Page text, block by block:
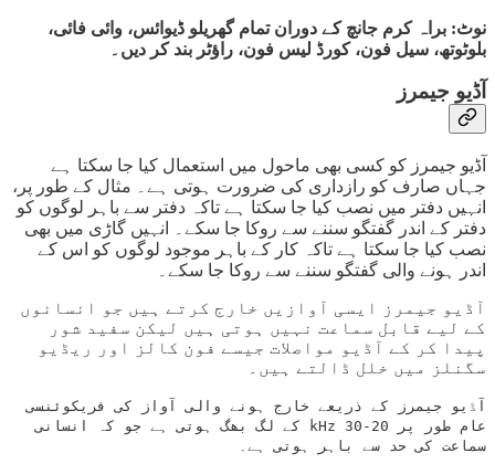
نوٹ: براہ کرم جانچ کے دوران تمام گھریلو ڈیوائس، وائی فائی،
بلوٹوتھ، سیل فون، کورڈ لیس فون، راؤٹر بند کر دیں۔
آڈیو جیمرز
آڈیو جیمرز کو کسی بھی ماحول میں استعمال کیا جا سکتا ہے
جہاں صارف کو رازداری کی ضرورت ہوتی ہے۔ مثال کے طور پر،
انہیں دفتر میں نصب کیا جا سکتا ہے تاکہ دفتر سے باہر لوگوں کو
دفتر کے اندر گفتگو سننے سے روکا جا سکے۔ انہیں گاڑی میں بھی
نصب کیا جا سکتا ہے تاکہ کار کے باہر موجود لوگوں کو اس کے
اندر ہونے والی گفتگو سننے سے روکا جا سکے۔
آڈیو جیمرز ایسی آوازیں خارج کرتے ہیں جو انسانوں
کے لیے قابل سماعت نہیں ہوتی ہیں لیکن سفید شور
پیدا کر کے آڈیو مواصلات جیسے فون کالز اور ریڈیو
سگنلز میں خلل ڈالتے ہیں۔
آڈیو جیمرز کے ذریعے خارج ہونے والی آواز کی فریکوئنسی
عام طور پر 20-30 kHz کے لگ بھگ ہوتی ہے جو کہ انسانی
سماعت کی حد سے باہر ہوتی ہے۔